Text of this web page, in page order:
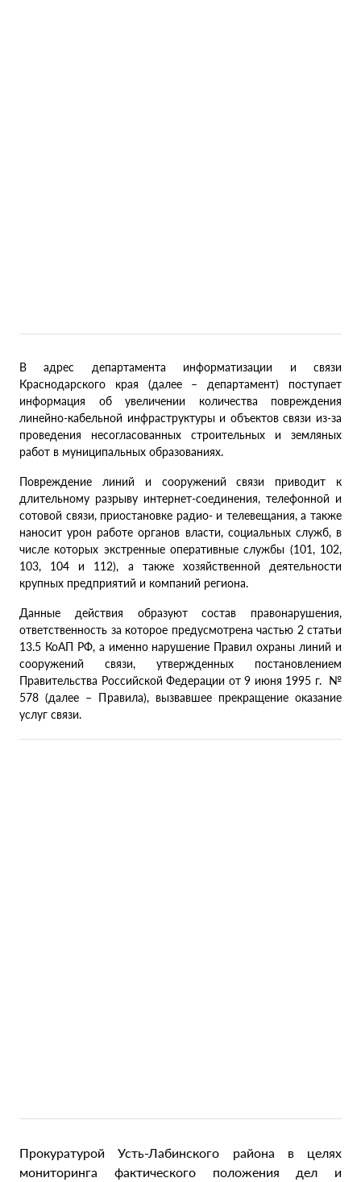
В адрес департамента информатизации и связи
Краснодарского края (далее – департамент) поступает
информация об увеличении количества повреждения
линейно-кабельной инфраструктуры и объектов связи из-за
проведения несогласованных строительных и земляных
работ в муниципальных образованиях.
Повреждение линий и сооружений связи приводит к
длительному разрыву интернет-соединения, телефонной и
сотовой связи, приостановке радио- и телевещания, а также
наносит урон работе органов власти, социальных служб, в
числе которых экстренные оперативные службы (101, 102,
103, 104 и 112), а также хозяйственной деятельности
крупных предприятий и компаний региона.
Данные действия образуют состав правонарушения,
ответственность за которое предусмотрена частью 2 статьи
13.5 КоАП РФ, а именно нарушение Правил охраны линий и
сооружений связи, утвержденных постановлением
Правительства Российской Федерации от 9 июня 1995 г. №
578 (далее – Правила), вызвавшее прекращение оказание
услуг связи.
Прокуратурой Усть-Лабинского района в целях
мониторинга фактического положения дел и